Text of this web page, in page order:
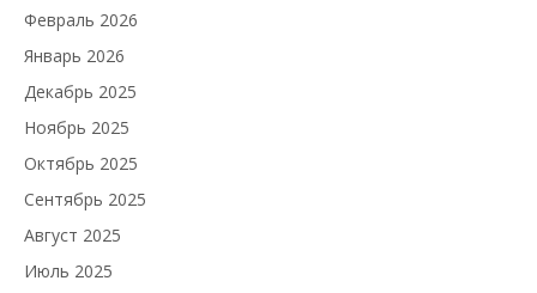
Февраль 2026
Январь 2026
Декабрь 2025
Ноябрь 2025
Октябрь 2025
Сентябрь 2025
Август 2025
Июль 2025